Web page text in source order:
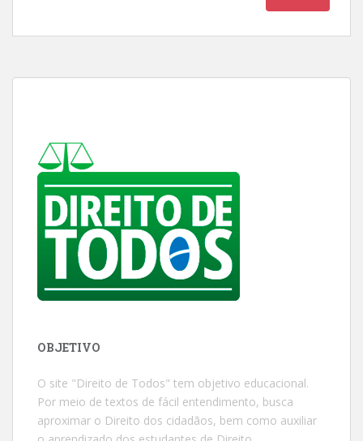
OBJETIVO
O site "Direito de Todos" tem objetivo educacional.
Por meio de textos de fácil entendimento, busca
aproximar o Direito dos cidadãos, bem como auxiliar